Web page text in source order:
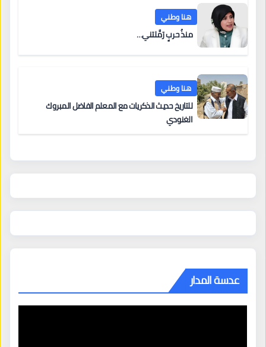
هنا وطني
منذُ حربٍ رَمَّلتني…
هنا وطني
للتاريخ حديث الذكريات مع المعلم الفاضل المبروك
الغنودي
عدسة المدار